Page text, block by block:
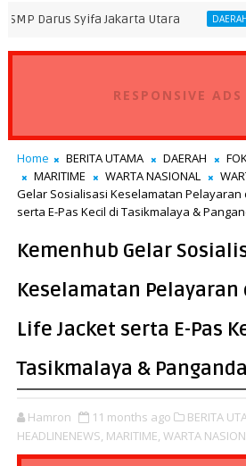
Jakarta Utara DAERAH
RESPONSIVE ADS
Home BERITA UTAMA DAERAH
MARITIME
WARTA NASIONAL
Gelar Sosialisasi Keselamatan Pelayaran
serta E-Pas Kecil di Tasikmalaya &
Kemenhub Gelar
Keselamatan Pelayaran
Life Jacket serta E-Pas
Tasikmalaya &
Hamron 11 months ago BERITA
HEADLINENEWS, MARITIME, WARTA